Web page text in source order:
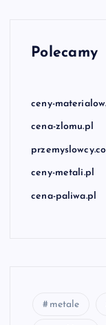
Polecamy
ceny-
cena-zlomu.pl
ceny-metali.pl
cena-paliwa.pl
metale